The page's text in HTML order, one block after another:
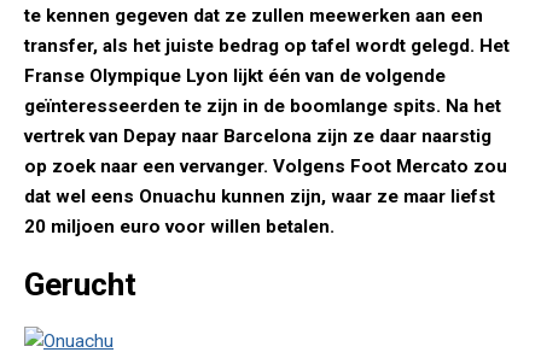
te kennen gegeven dat ze zullen meewerken aan een
transfer, als het juiste bedrag op tafel wordt gelegd. Het
Franse Olympique Lyon lijkt één van de volgende
geïnteresseerden te zijn in de boomlange spits. Na het
vertrek van Depay naar Barcelona zijn ze daar naarstig
op zoek naar een vervanger. Volgens Foot Mercato zou
dat wel eens Onuachu kunnen zijn, waar ze maar liefst
20 miljoen euro voor willen betalen.
Gerucht